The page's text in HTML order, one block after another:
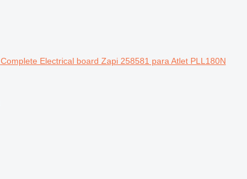
Complete Electrical board Zapi 258581 para Atlet PLL180N